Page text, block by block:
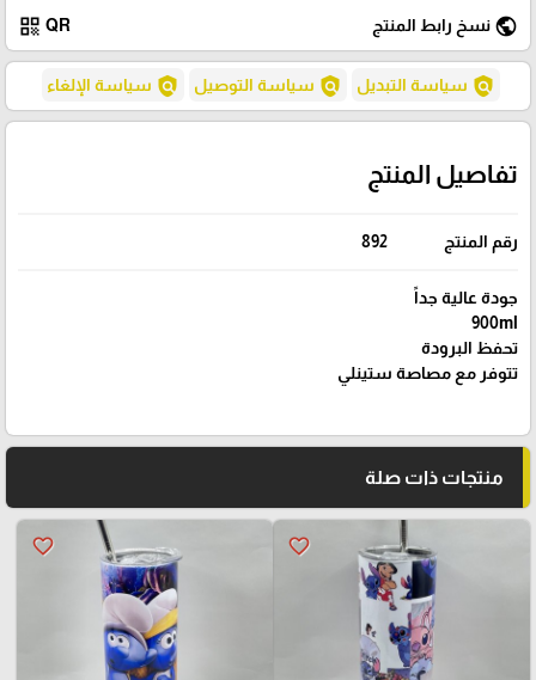
public نسخ رابط المنتج QR
qr_code
policy سياسة التبديل policy سياسة التوصيل policy سياسة الإلغاء
تفاصيل المنتج
رقم المنتج 892
جودة عالية جداً
900ml
تحفظ البرودة
تتوفر مع مصاصة ستينلي
منتجات ذات صلة
favorite_border
favorite_border